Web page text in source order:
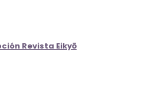
Revista Eikyō